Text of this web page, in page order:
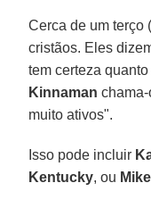
Cerca de um terço
cristãos. Eles
tem certeza
Kinnaman
muito ativos".
Isso pode incluir
Kentucky, ou